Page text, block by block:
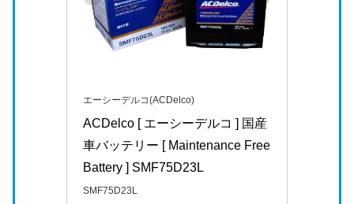
エーシーデルコ(ACDelco)
ACDelco [ エーシーデルコ ] 国産
車バッテリー [ Maintenance Free
Battery ] SMF75D23L
SMF75D23L